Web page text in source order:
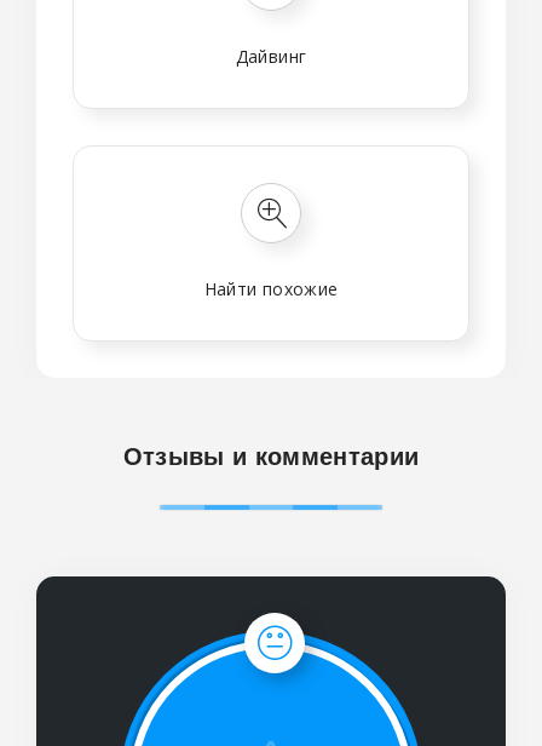
Дайвинг
Найти похожие
Отзывы и комментарии